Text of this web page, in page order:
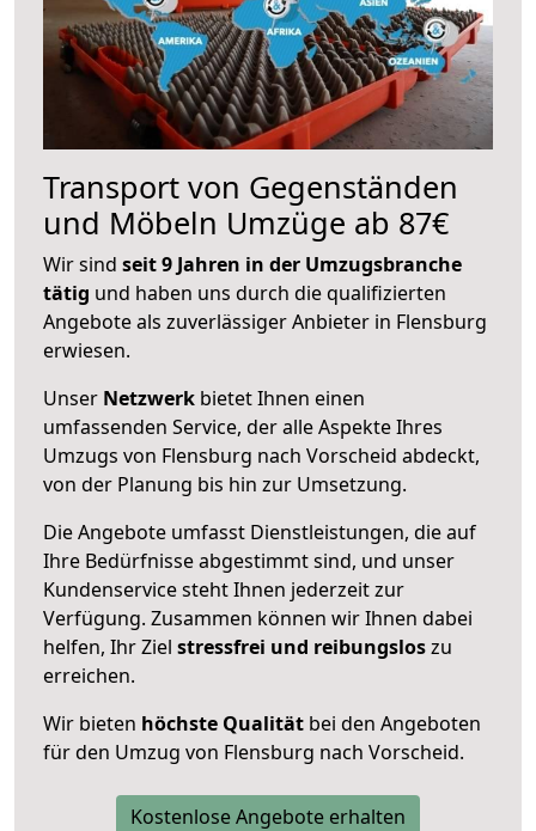
Transport von Gegenständen
und Möbeln Umzüge ab 87€
Wir sind seit 9 Jahren in der Umzugsbranche
tätig und haben uns durch die qualifizierten
Angebote als zuverlässiger Anbieter in Flensburg
erwiesen.
Unser Netzwerk bietet Ihnen einen
umfassenden Service, der alle Aspekte Ihres
Umzugs von Flensburg nach Vorscheid abdeckt,
von der Planung bis hin zur Umsetzung.
Die Angebote umfasst Dienstleistungen, die auf
Ihre Bedürfnisse abgestimmt sind, und unser
Kundenservice steht Ihnen jederzeit zur
Verfügung. Zusammen können wir Ihnen dabei
helfen, Ihr Ziel stressfrei und reibungsloszu
erreichen.
Wir bieten höchste Qualität bei den Angeboten
für den Umzug von Flensburg nach Vorscheid.
Kostenlose Angebote erhalten